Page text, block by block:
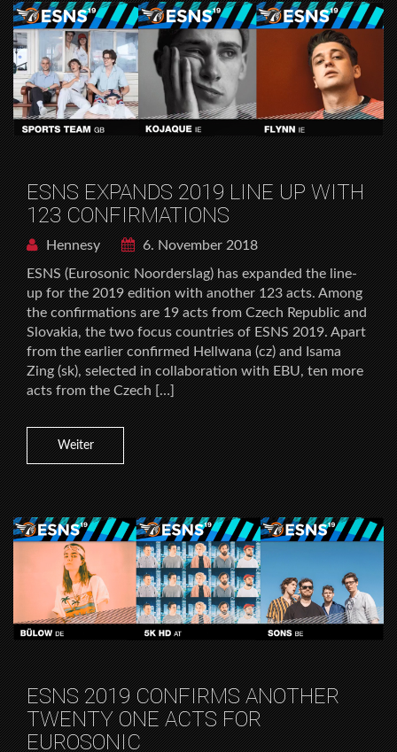
ESNS EXPANDS 2019 LINE UP WITH
123 CONFIRMATIONS
Hennesy
6. November 2018
ESNS (Eurosonic Noorderslag) has expanded the line-
up for the 2019 edition with another 123 acts. Among
the confirmations are 19 acts from Czech Republic and
Slovakia, the two focus countries of ESNS 2019. Apart
from the earlier confirmed Hellwana (cz) and Isama
Zing (sk), selected in collaboration with EBU, ten more
acts from the Czech […]
Weiter
ESNS 2019 CONFIRMS ANOTHER
TWENTY ONE ACTS FOR
EUROSONIC